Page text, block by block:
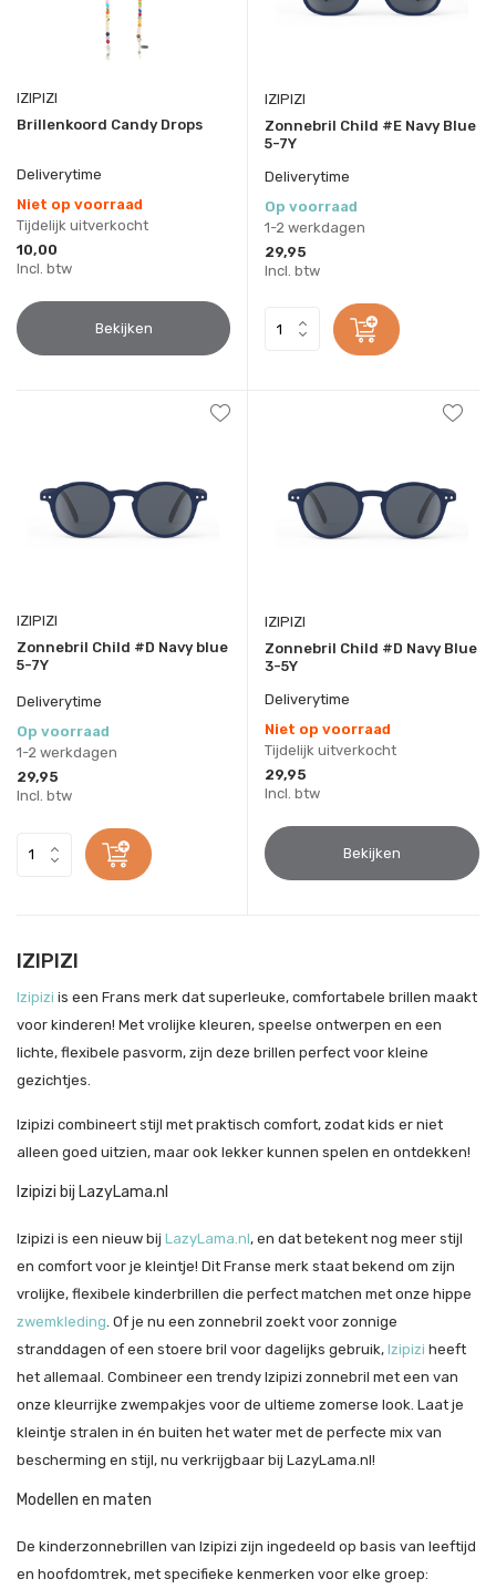
IZIPIZI
Brillenkoord Candy Drops
Deliverytime
Niet op voorraad
Tijdelijk uitverkocht
10,00
Incl. btw
Bekijken
IZIPIZI
Zonnebril Child #E Navy Blue
5-7Y
Deliverytime
Op voorraad
1-2 werkdagen
29,95
Incl. btw
IZIPIZI
Zonnebril Child #D Navy blue
5-7Y
Deliverytime
Op voorraad
1-2 werkdagen
29,95
Incl. btw
IZIPIZI
Zonnebril Child #D Navy Blue
3-5Y
Deliverytime
Niet op voorraad
Tijdelijk uitverkocht
29,95
Incl. btw
Bekijken
IZIPIZI
Izipizi is een Frans merk dat superleuke, comfortabele brillen maakt
voor kinderen! Met vrolijke kleuren, speelse ontwerpen en een
lichte, flexibele pasvorm, zijn deze brillen perfect voor kleine
gezichtjes.
Izipizi combineert stijl met praktisch comfort, zodat kids er niet
alleen goed uitzien, maar ook lekker kunnen spelen en ontdekken!
Izipizi bij LazyLama.nl
Izipizi is een nieuw bij LazyLama.nl, en dat betekent nog meer stijl
en comfort voor je kleintje! Dit Franse merk staat bekend om zijn
vrolijke, flexibele kinderbrillen die perfect matchen met onze hippe
zwemkleding. Of je nu een zonnebril zoekt voor zonnige
stranddagen of een stoere bril voor dagelijks gebruik, Izipizi heeft
het allemaal. Combineer een trendy Izipizi zonnebril met een van
onze kleurrijke zwempakjes voor de ultieme zomerse look. Laat je
kleintje stralen in én buiten het water met de perfecte mix van
bescherming en stijl, nu verkrijgbaar bij LazyLama.nl!
Modellen en maten
De kinderzonnebrillen van Izipizi zijn ingedeeld op basis van leeftijd
en hoofdomtrek, met specifieke kenmerken voor elke groep: